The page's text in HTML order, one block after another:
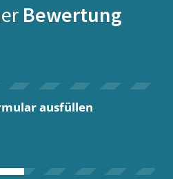
Bewertung
ausfüllen